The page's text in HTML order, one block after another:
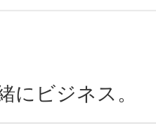
にビジネス。